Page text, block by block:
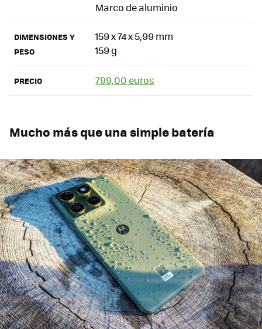
Marco de aluminio
DIMENSIONES Y
PESO
159 x 74 x 5,99 mm
159 g
PRECIO 799,00 euros
Mucho más que una simple batería